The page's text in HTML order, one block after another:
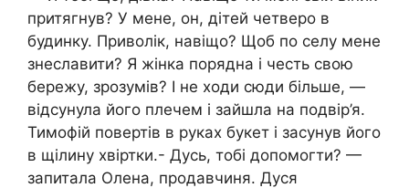
притягнув? У мене, он, дітей четверо в
будинку. Приволік, навіщо? Щоб по селу мене
знеславити? Я жінка порядна і честь свою
бережу, зрозумів? І не ходи сюди більше, —
відсунула його плечем і зайшла на подвір’я.
Тимофій повертів в руках букет і засунув його
в щілину хвіртки.- Дусь, тобі допомогти? —
запитала Олена, продавчиня. Дуся